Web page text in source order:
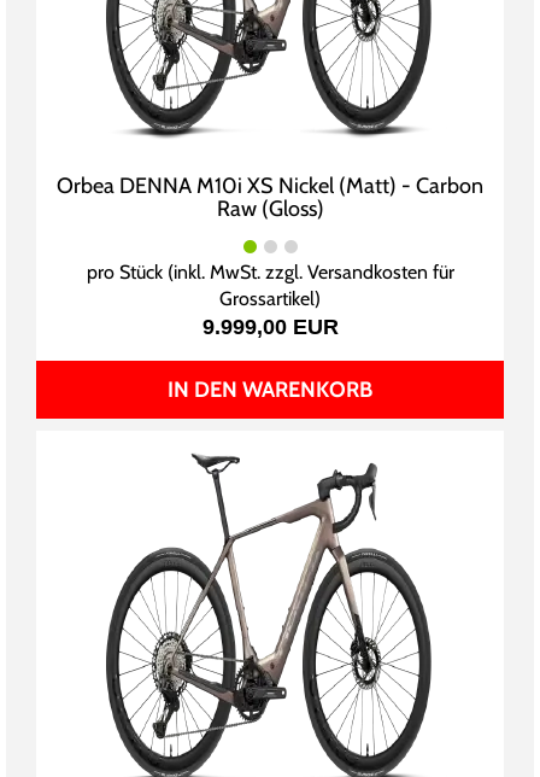
Orbea DENNA M10i XS Nickel (Matt) - Carbon
Raw (Gloss)
pro Stück (inkl. MwSt. zzgl. Versandkosten für
Grossartikel)
9.999,00 EUR
IN DEN WARENKORB